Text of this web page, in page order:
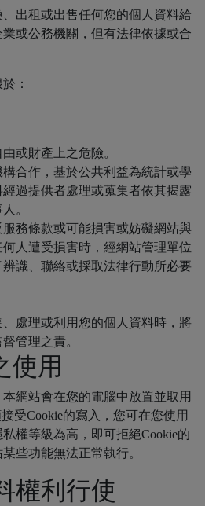
出租或出售任何您的個人資料給
或公務機關，但有法律依據或合
：
或財產上之危險。
合作，基於公共利益為統計或學
過提供者處理或蒐集者依其揭露
。
務條款或可能損害或妨礙網站與
人遭受損害時，經網站管理單位
識、聯絡或採取法律行動所必要
處理或利用您的個人資料時，將
管理之責。
使用
網站會在您的電腦中放置並取用
受Cookie的寫入，您可在您使用
權等級為高，即可拒絕Cookie的
些功能無法正常執行。
權利行使